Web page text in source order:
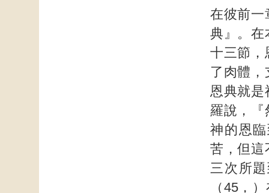
在彼前一
典』。在
十三節，
了肉體
恩典就是
羅說，『
神的恩
苦，但這
三次所
（45，